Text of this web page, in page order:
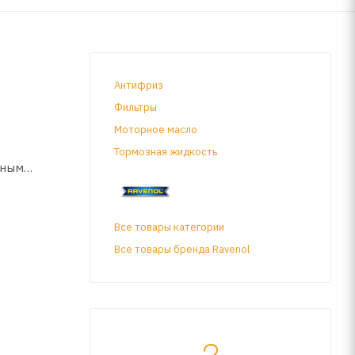
Антифриз
Фильтры
Моторное масло
Тормозная жидкость
Все товары категории
Все товары бренда Ravenol